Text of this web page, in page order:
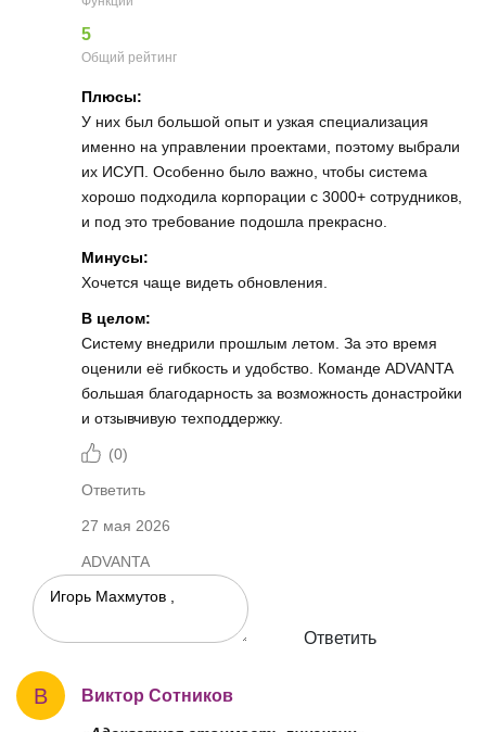
5
Общий рейтинг
Плюсы:
У них был большой опыт и узкая специализация
именно на управлении проектами, поэтому выбрали
их ИСУП. Особенно было важно, чтобы система
хорошо подходила корпорации с 3000+ сотрудников,
и под это требование подошла прекрасно.
Минусы:
Хочется чаще видеть обновления.
В целом:
Систему внедрили прошлым летом. За это время
оценили её гибкость и удобство. Команде ADVANTA
большая благодарность за возможность донастройки
и отзывчивую техподдержку.
(0)
Ответить
27 мая 2026
ADVANTA
Ответить
В Виктор Сотников